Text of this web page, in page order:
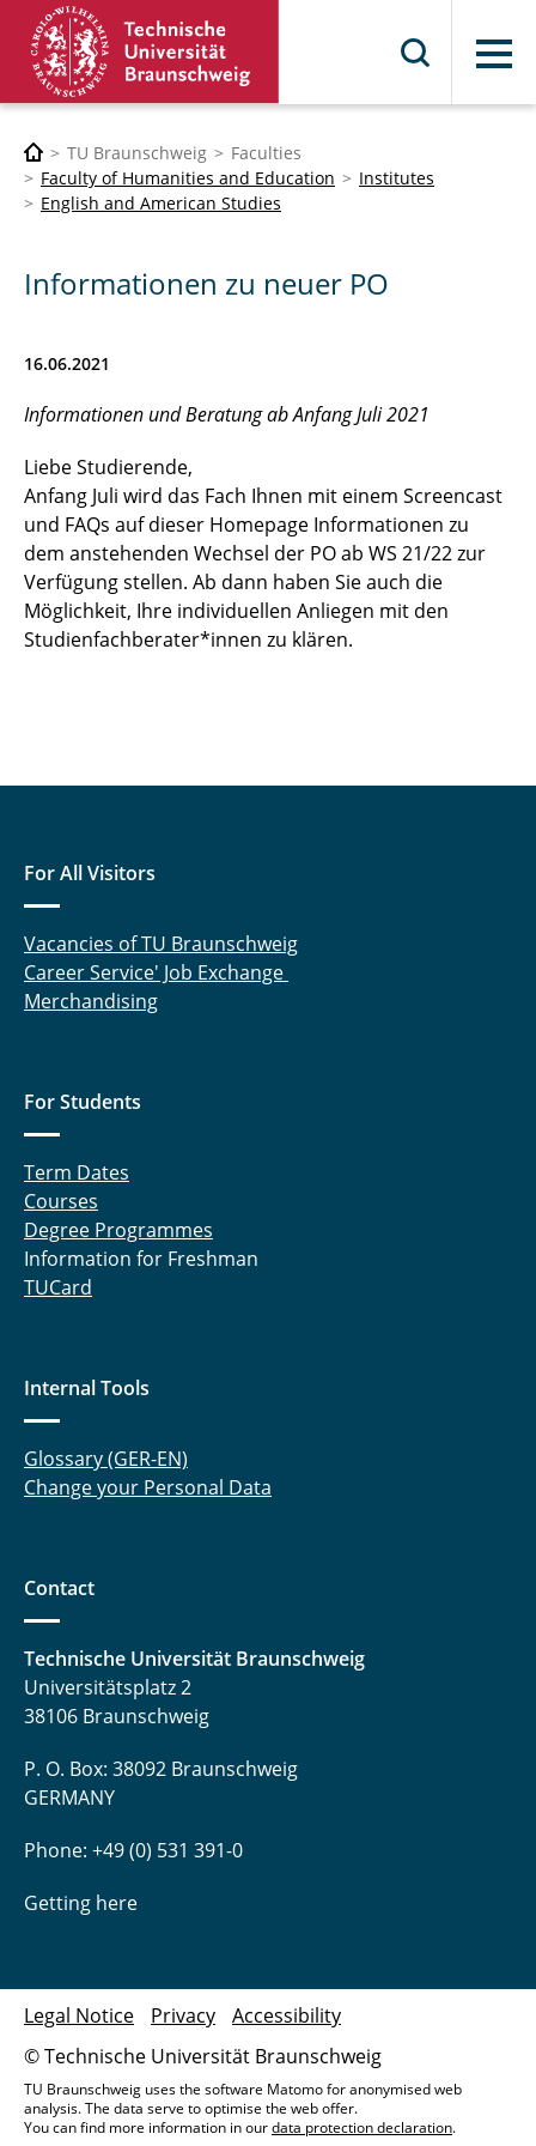
Menu
TU Braunschweig
Faculties
Faculty of Humanities and Education
Institutes
English and American Studies
Informationen zu neuer PO
16.06.2021
Informationen und Beratung ab Anfang Juli 2021
Liebe Studierende,
Anfang Juli wird das Fach Ihnen mit einem Screencast
und FAQs auf dieser Homepage Informationen zu
dem anstehenden Wechsel der PO ab WS 21/22 zur
Verfügung stellen. Ab dann haben Sie auch die
Möglichkeit, Ihre individuellen Anliegen mit den
Studienfachberater*innen zu klären.
For All Visitors
Vacancies of TU Braunschweig
Career Service' Job Exchange
Merchandising
For Students
Term Dates
Courses
Degree Programmes
Information for Freshman
TUCard
Internal Tools
Glossary (GER-EN)
Change your Personal Data
Contact
Technische Universität Braunschweig
Universitätsplatz 2
38106 Braunschweig
P. O. Box: 38092 Braunschweig
GERMANY
Phone: +49 (0) 531 391-0
Getting here
© Technische Universität Braunschweig
Legal Notice Privacy Accessibility
TU Braunschweig uses the software Matomo for anonymised web
analysis. The data serve to optimise the web offer.
You can find more information in ourdata protection declaration.